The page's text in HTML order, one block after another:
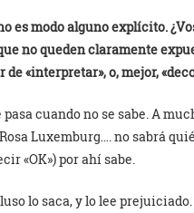
es modo alguno explícito.
no queden claramente
«interpretar», o, mejor,
pasa cuando no se sabe. A
Luxemburg…. no sabrá
«OK») por ahí sabe.
lo saca, y lo lee